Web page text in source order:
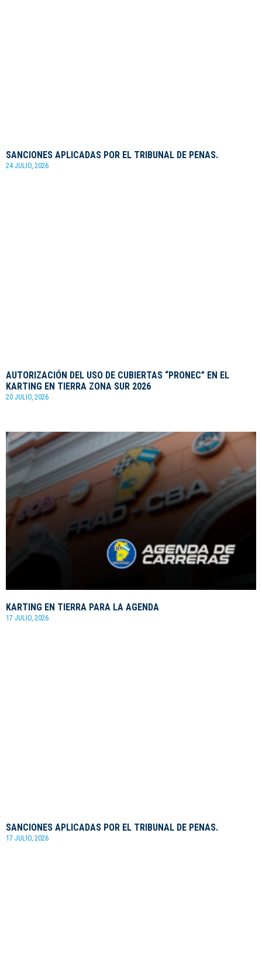
SANCIONES APLICADAS POR EL TRIBUNAL DE PENAS.
24 JULIO, 2026
AUTORIZACIÓN DEL USO DE CUBIERTAS “PRONEC” EN EL
KARTING EN TIERRA ZONA SUR 2026
20 JULIO, 2026
KARTING EN TIERRA PARA LA AGENDA
17 JULIO, 2026
SANCIONES APLICADAS POR EL TRIBUNAL DE PENAS.
17 JULIO, 2026